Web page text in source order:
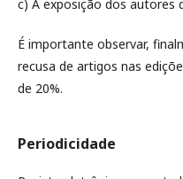
c) A exposição dos autores
É importante observar,
recusa de artigos nas
de 20%.
Periodicidade